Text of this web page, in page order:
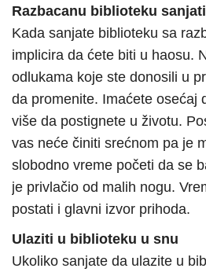
Razbacanu biblioteku sanjati
Kada sanjate biblioteku sa
implicira da ćete biti u haosu.
odlukama koje ste donosili u
da promenite. Imaćete osećaj
više da postignete u životu.
vas neće činiti srećnom pa je
slobodno vreme početi da se
je privlačio od malih nogu.
postati i glavni izvor prihoda.
Ulaziti u biblioteku u snu
Ukoliko sanjate da ulazite u